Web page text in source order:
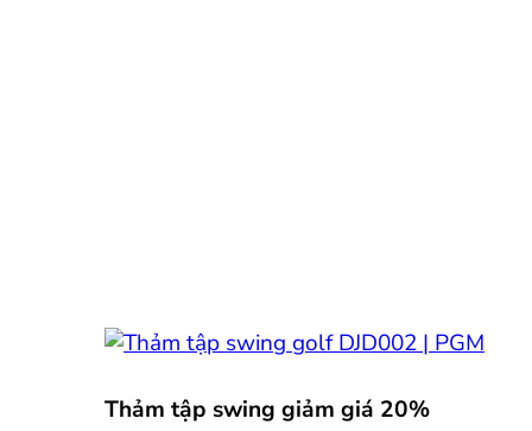
Thảm tập swing giảm giá 20%